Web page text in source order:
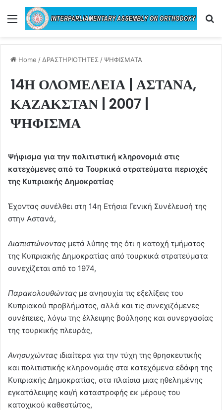
Menu
Home / ΔΡΑΣΤΗΡΙΟΤΗΤΕΣ / ΨΗΦΙΣΜΑΤΑ
14Η ΟΛΟΜΕΛΕΙΑ | ΑΣΤΑΝΑ,
ΚΑΖΑΚΣΤΑΝ | 2007 |
ΨΗΦΙΣΜΑ
Ψήφισμα για την πολιτιστική κληρονομιά στις
κατεχόμενες από τα Τουρκικά στρατεύματα περιοχές
της Κυπριακής Δημοκρατίας
Έχοντας συνέλθει στη 14η Ετήσια Γενική Συνέλευσή της
στην Αστανά,
Διαπιστώνοντας μετά λύπης της ότι η κατοχή τμήματος
της Κυπριακής Δημοκρατίας από τουρκικά στρατεύματα
συνεχίζεται από το 1974,
Παρακολουθώντας με ανησυχία τις εξελίξεις του
Κυπριακού προβλήματος, αλλά και τις συνεχιζόμενες
συνέπειες, λόγω της έλλειψης βούλησης και συνεργασίας
της τουρκικής πλευράς,
Ανησυχώντας ιδιαίτερα για την τύχη της θρησκευτικής
και πολιτιστικής κληρονομιάς στα κατεχόμενα εδάφη της
Κυπριακής Δημοκρατίας, στα πλαίσια μιας ηθελημένης
εγκατάλειψης και/ή καταστροφής εκ μέρους του
κατοχικού καθεστώτος,